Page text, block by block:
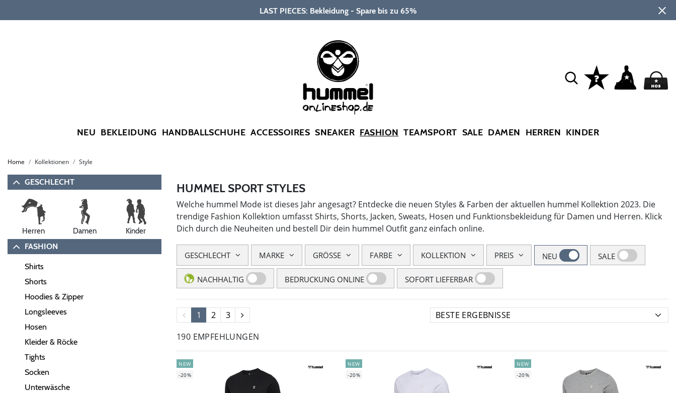
LAST PIECES: Bekleidung - Spare bis zu 65%
NEU BEKLEIDUNG HANDBALLSCHUHE ACCESSOIRES SNEAKER FASHION TEAMSPORT SALE DAMEN HERREN KINDER
Home Kollektionen Style
GESCHLECHT
Herren Damen Kinder
FASHION
Shirts
Shorts
Hoodies & Zipper
Longsleeves
Hosen
Kleider & Röcke
Tights
Socken
Unterwäsche
HUMMEL SPORT STYLES
Welche hummel Mode ist dieses Jahr angesagt? Entdecke die neuen Styles & Farben der aktuellen hummel Kollektion 2023. Die
trendige Fashion Kollektion umfasst Shirts, Shorts, Jacken, Sweats, Hosen und Funktionsbekleidung für Damen und Herren. Klick
Dich durch die Neuheiten und bestell Dir dein hummel Outfit ganz einfach online.
GESCHLECHT MARKE GRÖSSE FARBE KOLLEKTION PREIS NEU SALE
NACHHALTIG BEDRUCKUNG ONLINE SOFORT LIEFERBAR
1 2
3
190 EMPFEHLUNGEN
NEW
-20%
NEW
-20%
NEW
-20%